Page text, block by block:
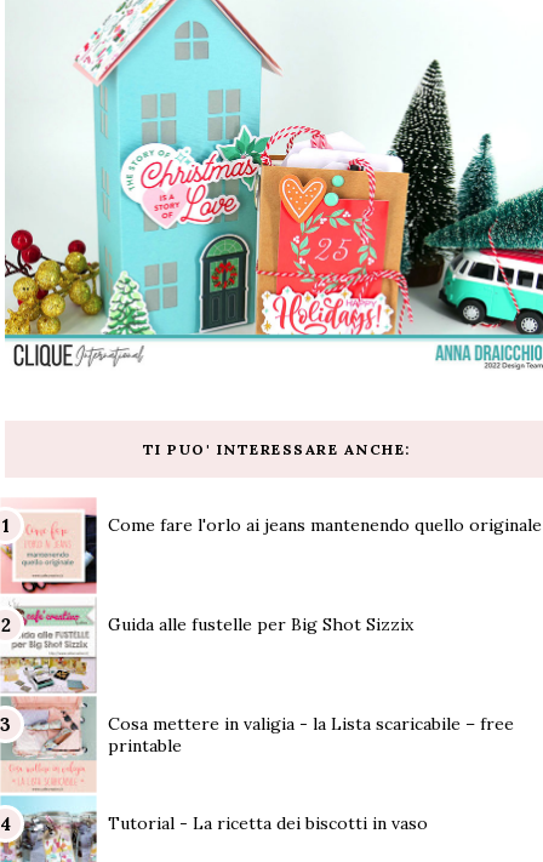
TI PUO' INTERESSARE ANCHE:
Come fare l'orlo ai jeans mantenendo quello originale
Guida alle fustelle per Big Shot Sizzix
Cosa mettere in valigia - la Lista scaricabile – free
printable
Tutorial - La ricetta dei biscotti in vaso